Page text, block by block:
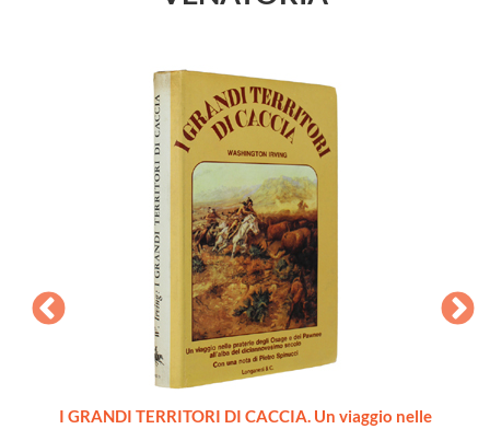
I GRANDI TERRITORI DI CACCIA. Un viaggio nelle